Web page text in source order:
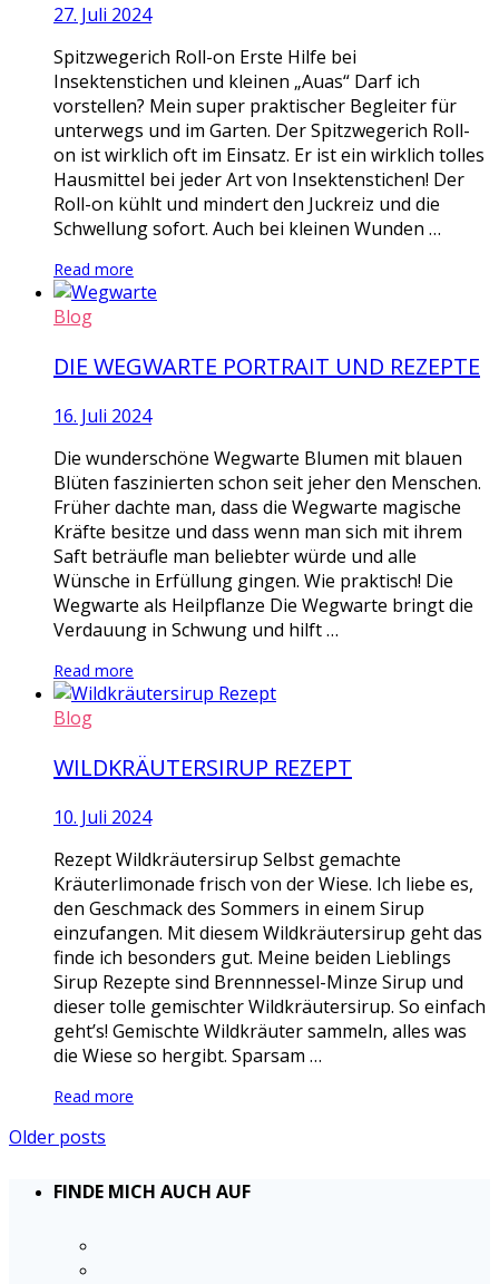
27. Juli 2024
Spitzwegerich Roll-on Erste Hilfe bei
Insektenstichen und kleinen „Auas“ Darf ich
vorstellen? Mein super praktischer Begleiter für
unterwegs und im Garten. Der Spitzwegerich Roll-
on ist wirklich oft im Einsatz. Er ist ein wirklich tolles
Hausmittel bei jeder Art von Insektenstichen! Der
Roll-on kühlt und mindert den Juckreiz und die
Schwellung sofort. Auch bei kleinen Wunden …
Read more
Blog
DIE WEGWARTE PORTRAIT UND REZEPTE
16. Juli 2024
Die wunderschöne Wegwarte Blumen mit blauen
Blüten faszinierten schon seit jeher den Menschen.
Früher dachte man, dass die Wegwarte magische
Kräfte besitze und dass wenn man sich mit ihrem
Saft beträufle man beliebter würde und alle
Wünsche in Erfüllung gingen. Wie praktisch! Die
Wegwarte als Heilpflanze Die Wegwarte bringt die
Verdauung in Schwung und hilft …
Read more
Blog
WILDKRÄUTERSIRUP REZEPT
10. Juli 2024
Rezept Wildkräutersirup Selbst gemachte
Kräuterlimonade frisch von der Wiese. Ich liebe es,
den Geschmack des Sommers in einem Sirup
einzufangen. Mit diesem Wildkräutersirup geht das
finde ich besonders gut. Meine beiden Lieblings
Sirup Rezepte sind Brennnessel-Minze Sirup und
dieser tolle gemischter Wildkräutersirup. So einfach
geht’s! Gemischte Wildkräuter sammeln, alles was
die Wiese so hergibt. Sparsam …
Read more
Older posts
FINDE MICH AUCH AUF